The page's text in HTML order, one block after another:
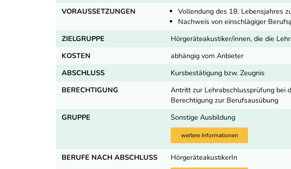
VORAUSSETZUNGEN
Vollendung des 18. Lebensjahres
Nachweis von einschlägiger
ZIELGRUPPE
Hörgeräteakustiker/innen, die die
KOSTEN
abhängig vom Anbieter
ABSCHLUSS
Kursbestätigung bzw. Zeugnis
BERECHTIGUNG
Antritt zur Lehrabschlussprüfung bei
Berechtigung zur Berufsausübung
GRUPPE
Sonstige Ausbildung
weitere Informationen
BERUFE NACH ABSCHLUSS HörgeräteakustikerIn